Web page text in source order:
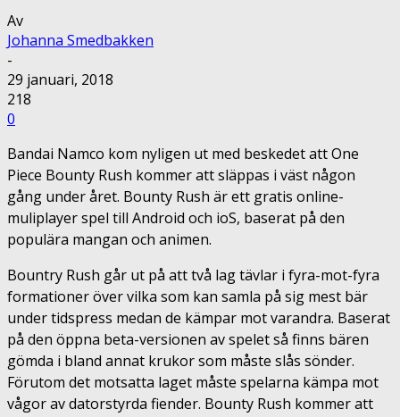
Av
Johanna Smedbakken
-
29 januari, 2018
218
0
Bandai Namco kom nyligen ut med beskedet att One
Piece Bounty Rush kommer att släppas i väst någon
gång under året. Bounty Rush är ett gratis online-
muliplayer spel till Android och ioS, baserat på den
populära mangan och animen.
Bountry Rush går ut på att två lag tävlar i fyra-mot-fyra
formationer över vilka som kan samla på sig mest bär
under tidspress medan de kämpar mot varandra. Baserat
på den öppna beta-versionen av spelet så finns bären
gömda i bland annat krukor som måste slås sönder.
Förutom det motsatta laget måste spelarna kämpa mot
vågor av datorstyrda fiender. Bounty Rush kommer att